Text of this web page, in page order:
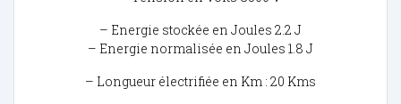
– Energie stockée en Joules 2.2 J
– Energie normalisée en Joules 1.8 J
– Longueur électrifiée en Km : 20 Kms